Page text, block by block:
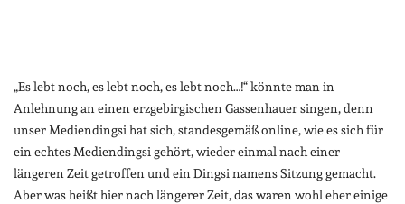
„Es lebt noch, es lebt noch, es lebt noch…!“ könnte man in
Anlehnung an einen erzgebirgischen Gassenhauer singen, denn
unser Mediendingsi hat sich, standesgemäß online, wie es sich für
ein echtes Mediendingsi gehört, wieder einmal nach einer
längeren Zeit getroffen und ein Dingsi namens Sitzung gemacht.
Aber was heißt hier nach längerer Zeit, das waren wohl eher einige